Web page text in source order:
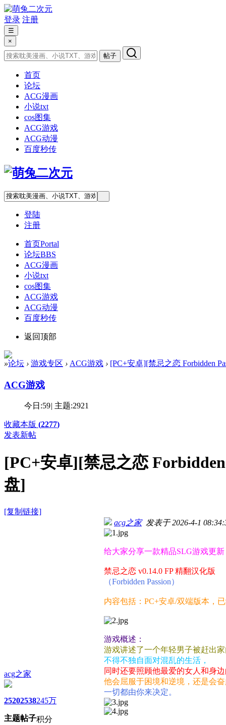
登录 注册
☰
×
帖子
首页
论坛
ACG漫画
小说txt
cos图集
ACG游戏
ACG动漫
百度秒传
登陆
注册
首页Portal
论坛BBS
ACG漫画
小说txt
cos图集
ACG游戏
ACG动漫
百度秒传
返回顶部
»论坛 › 游戏专区 › ACG游戏 › [PC+安卓][禁忌之恋 Forbidden
ACG游戏
今日:59| 主题:2921
收藏本版 (2277)
发表新帖
[PC+安卓][禁忌之恋
盘]
[复制链接]
acg之家
2520
主题
2538
帖子
245万
积分
acg之家发表于 2026-4-1
给大家分享一款精品SLG游戏更新
禁忌之恋 v0.14.0 FP 精翻汉化版
（Forbidden Passion）
内容包括：PC+安卓/双端版本，
游戏概述：
游戏讲述了一个年轻男子被赶出家
不得不独自面对混乱的生活，
同时还要照顾他最爱的女人和身边
他会屈服于困境和逆境，还是会奋
一切都由你来决定。